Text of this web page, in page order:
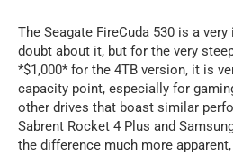
The Seagate FireCuda 530 is a
doubt about it, but for the very
*$1,000* for the 4TB version, it is
capacity point, especially for
other drives that boast similar
Sabrent Rocket 4 Plus and
the difference much more